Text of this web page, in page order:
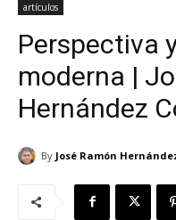
artículos
Perspectiva
moderna |
Hernández
By José Ramón